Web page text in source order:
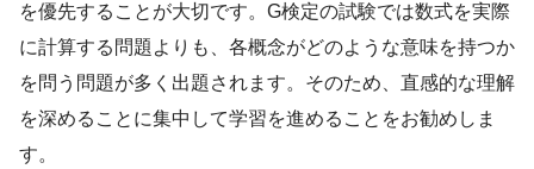
を優先することが大切です。G検定の試験では数式を実際
に計算する問題よりも、各概念がどのような意味を持つか
を問う問題が多く出題されます。そのため、直感的な理解
を深めることに集中して学習を進めることをお勧めしま
す。